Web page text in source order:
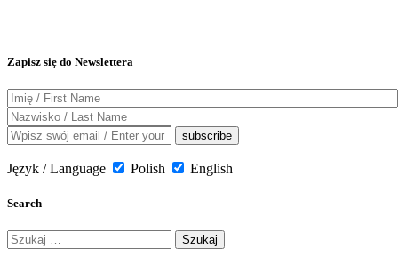
Zapisz się do Newslettera
Język / Language Polish English
Search
Szukaj: